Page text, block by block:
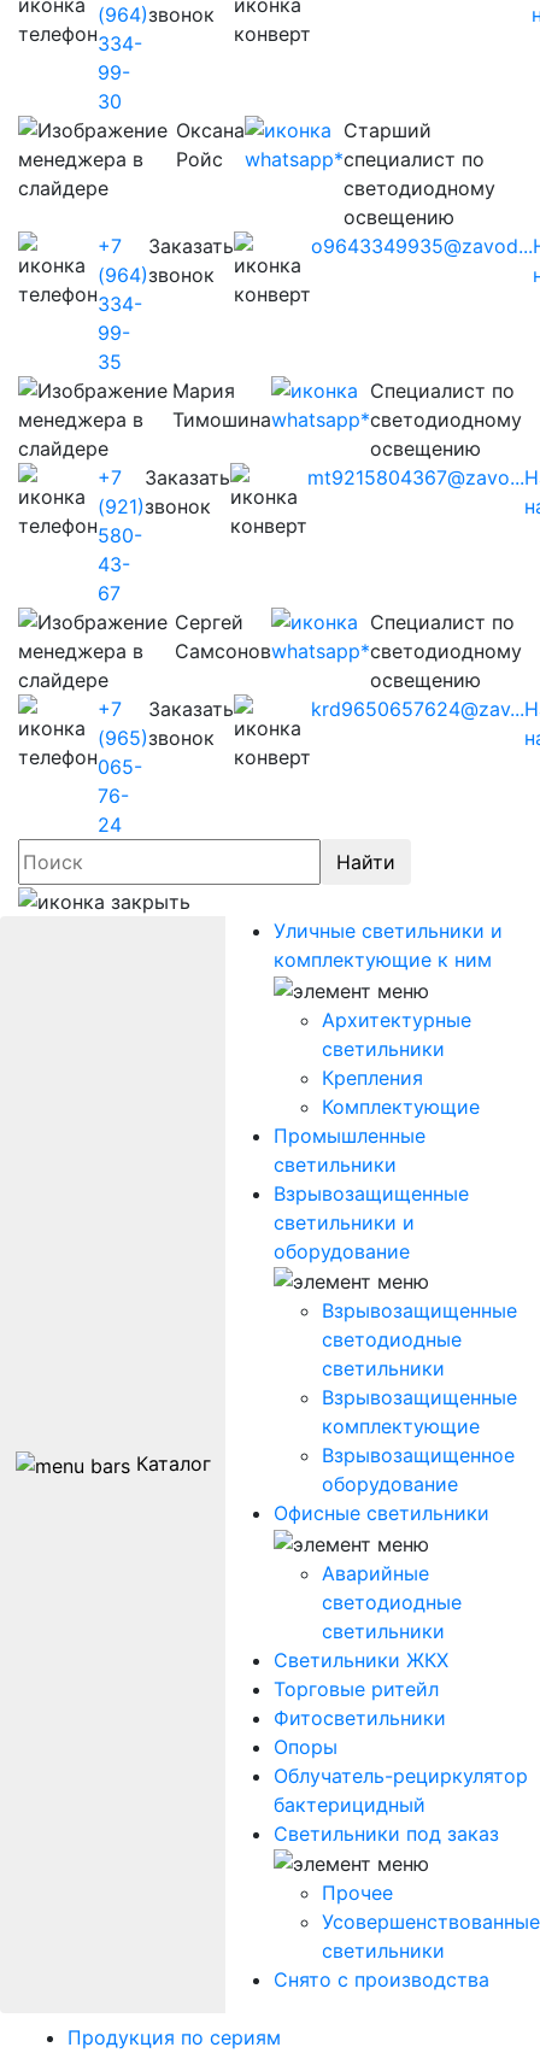
(964)
334-
99-
30
звонок
Оксана
Ройс
Старший
специалист по
светодиодному
освещению
+7
(964)
334-
99-
35
Заказать
звонок
o9643349935@zavod...
Мария
Тимошина
Cпециалист по
светодиодному
освещению
+7
(921)
580-
43-
67
Заказать
звонок
mt9215804367@zavo...
Сергей
Самсонов
Cпециалист по
светодиодному
освещению
+7
(965)
065-
76-
24
Заказать
звонок
krd9650657624@zav...
Найти
Каталог
Уличные светильники и
комплектующие к ним
Архитектурные
светильники
Крепления
Комплектующие
Промышленные
светильники
Взрывозащищенные
светильники и
оборудование
Взрывозащищенные
светодиодные
светильники
Взрывозащищенные
комплектующие
Взрывозащищенное
оборудование
Офисные светильники
Аварийные
светодиодные
светильники
Светильники ЖКХ
Торговые ритейл
Фитосветильники
Опоры
Облучатель-рециркулятор
бактерицидный
Светильники под заказ
Прочее
Усовершенствованные
светильники
Снято с производства
Продукция по сериям